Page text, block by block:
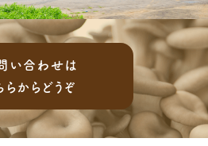
い合わせは
らからどうぞ